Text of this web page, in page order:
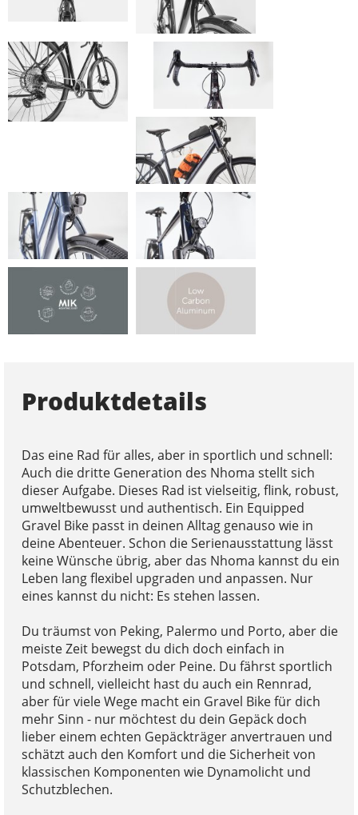
Produktdetails
Das eine Rad für alles, aber in sportlich und schnell:
Auch die dritte Generation des Nhoma stellt sich
dieser Aufgabe. Dieses Rad ist vielseitig, flink, robust,
umweltbewusst und authentisch. Ein Equipped
Gravel Bike passt in deinen Alltag genauso wie in
deine Abenteuer. Schon die Serienausstattung lässt
keine Wünsche übrig, aber das Nhoma kannst du ein
Leben lang flexibel upgraden und anpassen. Nur
eines kannst du nicht: Es stehen lassen.
Du träumst von Peking, Palermo und Porto, aber die
meiste Zeit bewegst du dich doch einfach in
Potsdam, Pforzheim oder Peine. Du fährst sportlich
und schnell, vielleicht hast du auch ein Rennrad,
aber für viele Wege macht ein Gravel Bike für dich
mehr Sinn - nur möchtest du dein Gepäck doch
lieber einem echten Gepäckträger anvertrauen und
schätzt auch den Komfort und die Sicherheit von
klassischen Komponenten wie Dynamolicht und
Schutzblechen.